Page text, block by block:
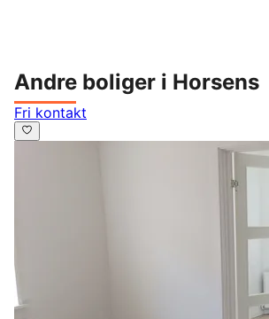
Andre boliger i Horsens
Fri kontakt